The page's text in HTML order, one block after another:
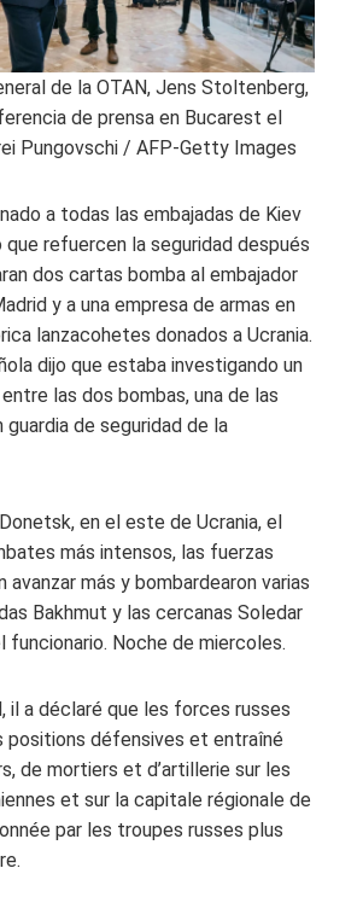
de la OTAN, Jens Stoltenberg,
de prensa en Bucarest el
Pungovschi / AFP-Getty Images
a todas las embajadas de Kiev
refuercen la seguridad después
dos cartas bomba al embajador
y a una empresa de armas en
lanzacohetes donados a Ucrania.
dijo que estaba investigando un
las dos bombas, una de las
guardia de seguridad de la
en el este de Ucrania, el
más intensos, las fuerzas
avanzar más y bombardearon varias
Bakhmut y las cercanas Soledar
funcionario. Noche de miercoles.
il a déclaré que les forces russes
positions défensives et entraîné
de mortiers et d’artillerie sur les
et sur la capitale régionale de
par les troupes russes plus